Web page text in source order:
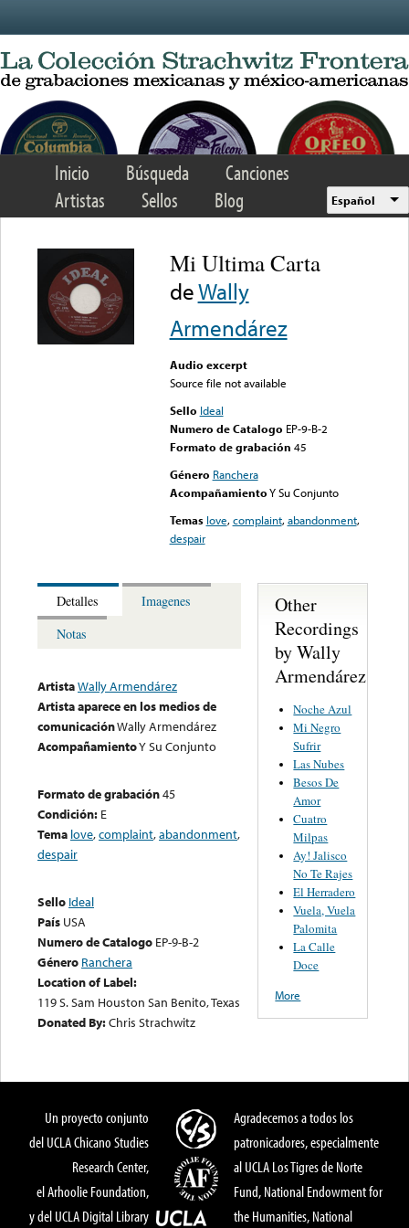
Inicio Búsqueda
Canciones
Artistas
Sellos Blog Español
Mi Ultima Carta
deWally
Armendárez
Audio excerpt
Source file not available
Sello Ideal
Numero de Catalogo EP-9-B-2
Formato de grabación 45
Género Ranchera
AcompañamientoY Su Conjunto
Temas love,complaint,abandonment,
despair
Detalles
Imagenes
Notas
ArtistaWally Armendárez
Artista aparece en los medios de
comunicaciónWally Armendárez
AcompañamientoY Su Conjunto
Formato de grabación45
Condición: E
Tema love,complaint,abandonment,
despair
Sello Ideal
País USA
Numero de Catalogo EP-9-B-2
Género Ranchera
Location of Label:
119 S. Sam Houston San Benito, Texas
Donated By:Chris Strachwitz
Other
Recordings
by Wally
Armendárez
Noche Azul
Mi Negro
Sufrir
Las Nubes
Besos De
Amor
Cuatro
Milpas
Ay! Jalisco
No Te Rajes
El Herradero
Vuela, Vuela
Palomita
La Calle
Doce
More
Un proyecto conjunto
del UCLA Chicano Studies
Research Center,
el Arhoolie Foundation,
y del UCLA Digital Library
Agradecemos a todos los
patronicadores, especialmente
al UCLA Los Tigres de Norte
Fund, National Endowment for
the Humanities, National